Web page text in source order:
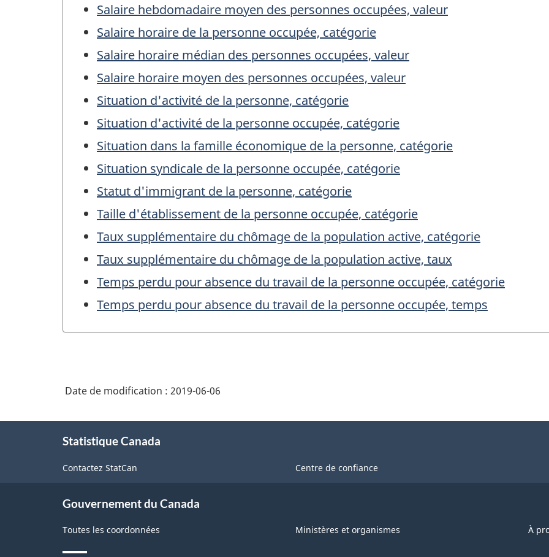
Salaire hebdomadaire moyen des personnes occupées, valeur
Salaire horaire de la personne occupée, catégorie
Salaire horaire médian des personnes occupées, valeur
Salaire horaire moyen des personnes occupées, valeur
Situation d'activité de la personne, catégorie
Situation d'activité de la personne occupée, catégorie
Situation dans la famille économique de la personne, catégorie
Situation syndicale de la personne occupée, catégorie
Statut d'immigrant de la personne, catégorie
Taille d'établissement de la personne occupée, catégorie
Taux supplémentaire du chômage de la population active, catégorie
Taux supplémentaire du chômage de la population active, taux
Temps perdu pour absence du travail de la personne occupée, catégorie
Temps perdu pour absence du travail de la personne occupée, temps
Date de modification : 2019-06-06
Statistique Canada
Contactez StatCan Centre de confiance
Gouvernement du Canada
Toutes les coordonnées Ministères et organismes À